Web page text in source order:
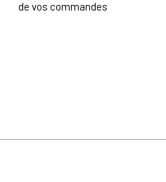
de vos commandes